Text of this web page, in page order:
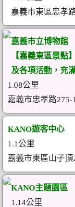
嘉義市東區忠孝
嘉義市立博物館
【嘉義東區景點
及各項活動，充
1.08公里
嘉義市忠孝路275-
KANO遊客中心
1.1公里
嘉義市東區山子頂
KANO主題園區
1.14公里